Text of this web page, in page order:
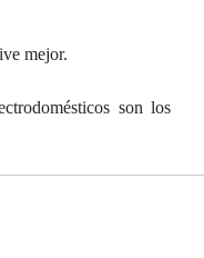
mejor.
son los